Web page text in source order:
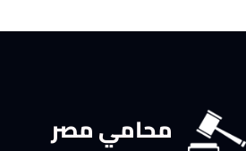
محامي مصر